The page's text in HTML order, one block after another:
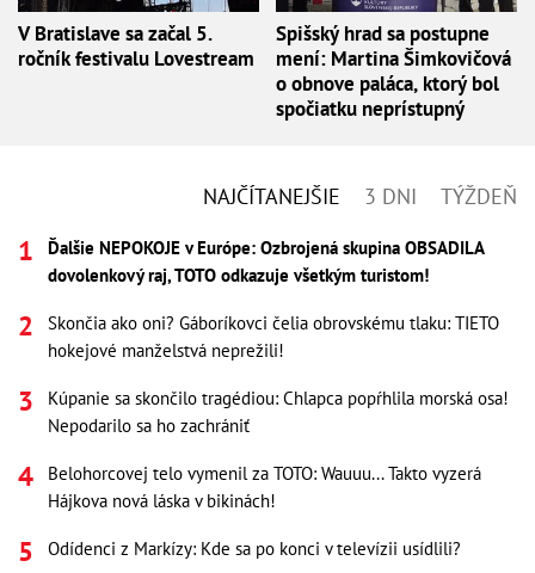
V Bratislave sa začal 5.
ročník festivalu Lovestream
Spišský hrad sa postupne
mení: Martina Šimkovičová
o obnove paláca, ktorý bol
spočiatku neprístupný
NAJČÍTANEJŠIE 3 DNI TÝŽDEŇ
Ďalšie NEPOKOJE v Európe: Ozbrojená skupina OBSADILA
dovolenkový raj, TOTO odkazuje všetkým turistom!
Skončia ako oni? Gáboríkovci čelia obrovskému tlaku: TIETO
hokejové manželstvá neprežili!
Kúpanie sa skončilo tragédiou: Chlapca popŕhlila morská osa!
Nepodarilo sa ho zachrániť
Belohorcovej telo vymenil za TOTO: Wauuu... Takto vyzerá
Hájkova nová láska v bikinách!
Odídenci z Markízy: Kde sa po konci v televízii usídlili?